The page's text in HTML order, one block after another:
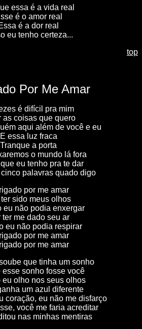
essa é a vida real
é o amor real
é a dor real
eu tenho certeza...
top
Por Me Amar
é difícil pra mim
as coisas que quero
aqui além de você e eu
E essa luz fraca
Tranque a porta
o mundo lá fora
eu tenho pra te dar
palavras quado digo
por me amar
ter sido meus olhos
eu não podia enxergar
ter me dado seu ar
eu não podia respirar
por me amar
por me amar
que tinha um sonho
esse sonho fosse você
eu olho nos seus olhos
um azul diferente
coração, eu não me disfarço
você me faria acreditar
nas minhas mentiras